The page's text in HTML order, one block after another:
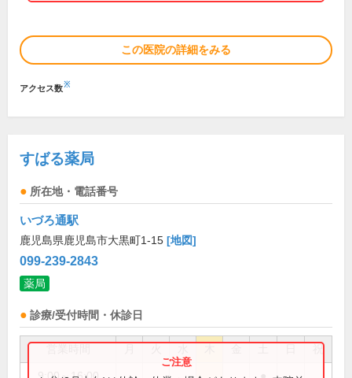
この医院の詳細をみる
アクセス数※
すばる薬局
所在地・電話番号
いづろ通駅
鹿児島県鹿児島市大黒町1-15 [地図]
099-239-2843
薬局
診療/受付時間・休診日
祝